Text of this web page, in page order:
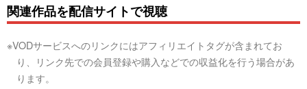
関連作品を配信サイトで視聴
※VODサービスへのリンクにはアフィリエイトタグが含まれてお
り、リンク先での会員登録や購入などでの収益化を行う場合があ
ります。